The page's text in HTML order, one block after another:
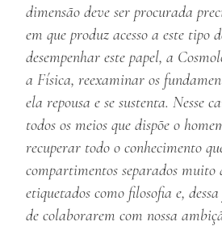
dimensão deve ser procurada
em que produz acesso a este tipo
desempenhar este papel, a
a Física, reexaminar os
ela repousa e se sustenta. Nesse
todos os meios que dispõe o
recuperar todo o conhecimento
compartimentos separados muito
etiquetados como filosofia e,
de colaborarem com nossa